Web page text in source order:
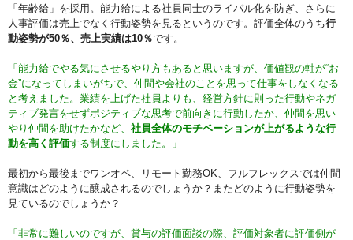
「年齢給」を採用。能力給による社員同士のライバル化を防ぎ、さらに
人事評価は売上でなく行動姿勢を見るというのです。評価全体のうち行
動姿勢が50％、売上実績は10％です。
「能力給でやる気にさせるやり方もあると思いますが、価値観の軸が“お
金”になってしまいがちで、仲間や会社のことを思って仕事をしなくなる
と考えました。業績を上げた社員よりも、経営方針に則った行動やネガ
ティブ発言をせずポジティブな思考で前向きに行動したか、仲間を思い
やり仲間を助けたかなど、 社員全体のモチベーションが上がるような行
動を高く評価する制度にしました。」
最初から最後までワンオペ、リモート勤務OK、フルフレックスでは仲間
意識はどのように醸成されるのでしょうか？またどのように行動姿勢を
見ているのでしょうか？
「非常に難しいのですが、賞与の評価面談の際、評価対象者に評価側が